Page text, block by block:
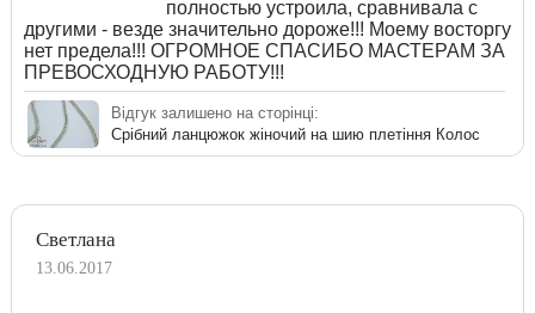
полностью устроила, сравнивала с
другими - везде значительно дороже!!! Моему восторгу
нет предела!!! ОГРОМНОЕ СПАСИБО МАСТЕРАМ ЗА
ПРЕВОСХОДНУЮ РАБОТУ!!!
Відгук залишено на сторінці:
Срібний ланцюжок жіночий на шию плетіння Колос
Светлана
13.06.2017